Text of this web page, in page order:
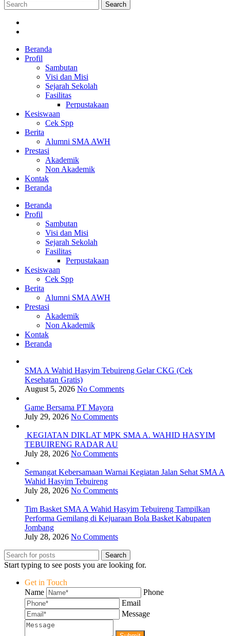
Search
Beranda
Profil
Sambutan
Visi dan Misi
Sejarah Sekolah
Fasilitas
Perpustakaan
Kesiswaan
Cek Spp
Berita
Alumni SMA AWH
Prestasi
Akademik
Non Akademik
Kontak
Beranda
Beranda
Profil
Sambutan
Visi dan Misi
Sejarah Sekolah
Fasilitas
Perpustakaan
Kesiswaan
Cek Spp
Berita
Alumni SMA AWH
Prestasi
Akademik
Non Akademik
Kontak
Beranda
SMA A Wahid Hasyim Tebuireng Gelar CKG (Cek
Kesehatan Gratis)
August 5, 2026 No Comments
Game Bersama PT Mayora
July 29, 2026 No Comments
KEGIATAN DIKLAT MPK SMA A. WAHID HASYIM
TEBUIRENG RADAR AU
July 28, 2026 No Comments
Semangat Kebersamaan Warnai Kegiatan Jalan Sehat SMA A
Wahid Hasyim Tebuireng
July 28, 2026 No Comments
Tim Basket SMA A Wahid Hasyim Tebuireng Tampilkan
Performa Gemilang di Kejuaraan Bola Basket Kabupaten
Jombang
July 28, 2026 No Comments
Search
Start typing to see posts you are looking for.
Get in Touch
Name
Phone
Email
Message